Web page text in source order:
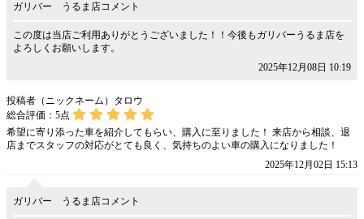
ガリバー うるま店コメント
この度は当店ご利用ありがとうございました！！今後もガリバーうるま店を
よろしくお願いします。
2025年12月08日 10:19
投稿者（ニックネーム）タロウ
総合評価： 5点
希望に寄り添った車を紹介してもらい、購入に至りました！ 来店から相談、退
店までスタッフの対応がとても良く、気持ちのよい車の購入になりました！
2025年12月02日 15:13
ガリバー うるま店コメント